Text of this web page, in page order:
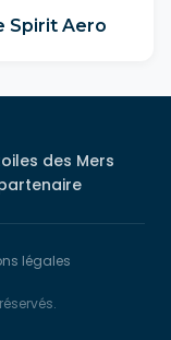
Spirit Aero
des Mers
légales